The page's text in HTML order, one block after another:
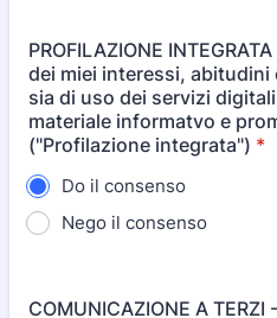
PROFILAZIONE
dei miei interessi,
sia di uso dei servizi
materiale informatvo e
("Profilazione integrata") *
Do il consenso
Nego il consenso
COMUNICAZIONE A